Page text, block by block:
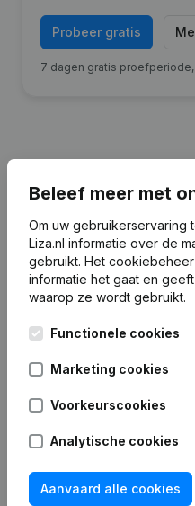
Probeer gratis
7 dagen gratis
Kempen Holding
2024
Eigen
€21.516
Beleef meer met
Om uw gebruikerservaring
Liza.nl informatie over de
gebruikt. Het cookiebeheer
informatie het gaat en
waarop ze wordt gebruikt.
Functionele cookies
Marketing cookies
Voorkeurscookies
Analytische cookies
Aanvaard alle cookies